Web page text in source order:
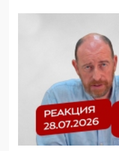
деятельность ИИТО
цифроглобалисты
повестку в
09:43, 01 Июня 2026
5G за счет здоровья
отобрать у регионов
защищать жилые
05:58, 26 Мая 2026
Роскомнадзор
деструктивным и